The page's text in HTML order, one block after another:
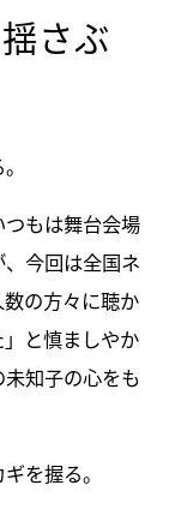
さぶ
もは舞台会場
今回は全国ネ
の方々に聴か
と慎ましやか
知子の心をも
を握る。